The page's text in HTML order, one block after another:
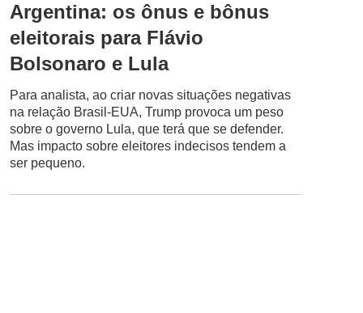
Argentina: os ônus e bônus
eleitorais para Flávio
Bolsonaro e Lula
Para analista, ao criar novas situações negativas
na relação Brasil-EUA, Trump provoca um peso
sobre o governo Lula, que terá que se defender.
Mas impacto sobre eleitores indecisos tendem a
ser pequeno.